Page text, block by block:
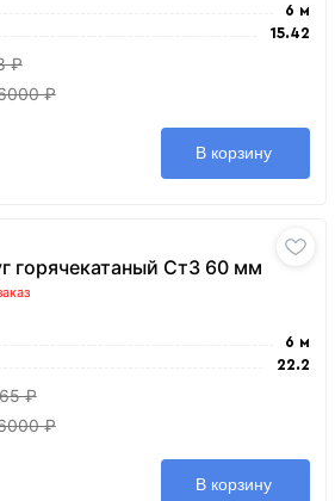
6 м
15.42
₽
₽
В корзину
горячекатаный Ст3 60 мм
6 м
22.2
₽
₽
В корзину